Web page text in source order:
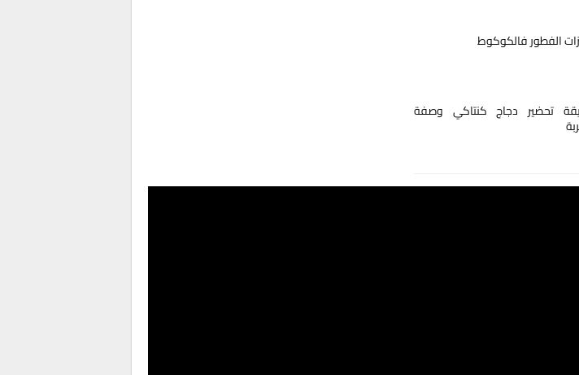
الفطور فالكوكوط
تحضير دجاج كنتاكي وصفة